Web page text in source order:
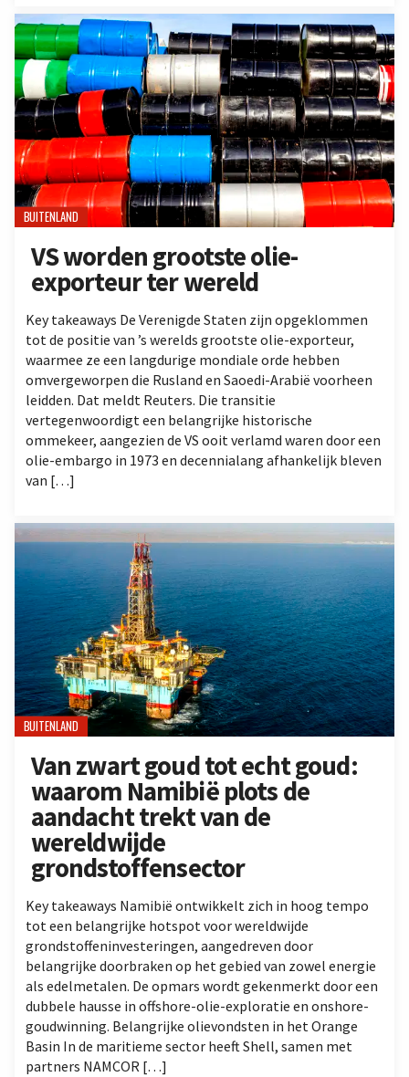
BUITENLAND
VS worden grootste olie-
exporteur ter wereld
Key takeaways De Verenigde Staten zijn opgeklommen
tot de positie van ’s werelds grootste olie-exporteur,
waarmee ze een langdurige mondiale orde hebben
omvergeworpen die Rusland en Saoedi-Arabië voorheen
leidden. Dat meldt Reuters. Die transitie
vertegenwoordigt een belangrijke historische
ommekeer, aangezien de VS ooit verlamd waren door een
olie-embargo in 1973 en decennialang afhankelijk bleven
van […]
BUITENLAND
Van zwart goud tot echt goud:
waarom Namibië plots de
aandacht trekt van de
wereldwijde
grondstoffensector
Key takeaways Namibië ontwikkelt zich in hoog tempo
tot een belangrijke hotspot voor wereldwijde
grondstoffeninvesteringen, aangedreven door
belangrijke doorbraken op het gebied van zowel energie
als edelmetalen. De opmars wordt gekenmerkt door een
dubbele hausse in offshore-olie-exploratie en onshore-
goudwinning. Belangrijke olievondsten in het Orange
Basin In de maritieme sector heeft Shell, samen met
partners NAMCOR […]